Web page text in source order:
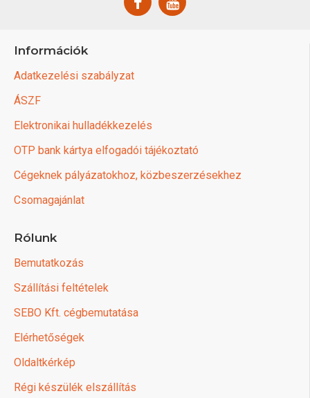
Információk
Adatkezelési szabályzat
ÁSZF
Elektronikai hulladékkezelés
OTP bank kártya elfogadói tájékoztató
Cégeknek pályázatokhoz, közbeszerzésekhez
Csomagajánlat
Rólunk
Bemutatkozás
Szállítási feltételek
SEBO Kft. cégbemutatása
Elérhetőségek
Oldaltkérkép
Régi készülék elszállítás